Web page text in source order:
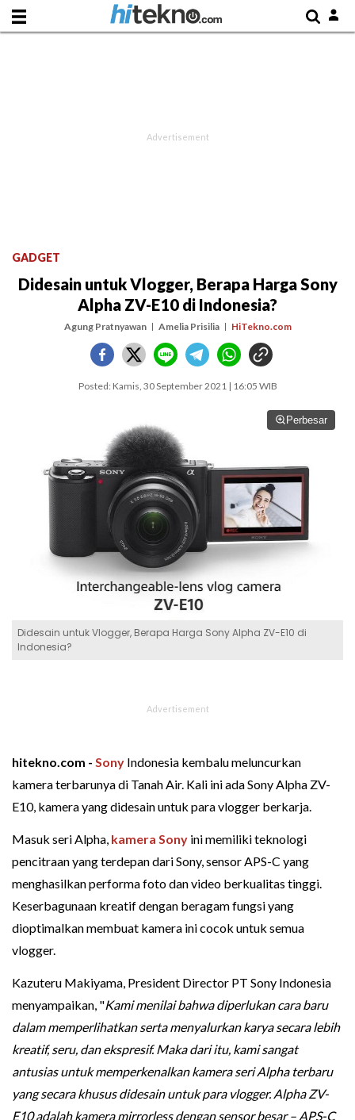
GADGET
Didesain untuk Vlogger, Berapa Harga Sony
Alpha ZV-E10 di Indonesia?
Agung Pratnyawan Amelia Prisilia HiTekno.com
Posted: Kamis, 30 September 2021 | 16:05 WIB
Perbesar
Didesain untuk Vlogger, Berapa Harga Sony Alpha ZV-E10 di
Indonesia?
hitekno.com - Sony Indonesia kembalu meluncurkan
kamera terbarunya di Tanah Air. Kali ini ada Sony Alpha ZV-
E10, kamera yang didesain untuk para vlogger berkarja.
Masuk seri Alpha, kamera Sony ini memiliki teknologi
pencitraan yang terdepan dari Sony, sensor APS-C yang
menghasilkan performa foto dan video berkualitas tinggi.
Keserbagunaan kreatif dengan beragam fungsi yang
dioptimalkan membuat kamera ini cocok untuk semua
vlogger.
Kazuteru Makiyama, President Director PT Sony Indonesia
menyampaikan, "Kami menilai bahwa diperlukan cara baru
dalam memperlihatkan serta menyalurkan karya secara lebih
kreatif, seru, dan ekspresif. Maka dari itu, kami sangat
antusias untuk memperkenalkan kamera seri Alpha terbaru
yang secara khusus didesain untuk para vlogger. Alpha ZV-
E10 adalah kamera mirrorless dengan sensor besar – APS-C